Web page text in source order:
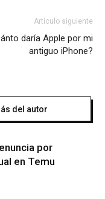
Artículo siguiente
daría Apple por mi
antiguo iPhone?
del autor
por
en Temu